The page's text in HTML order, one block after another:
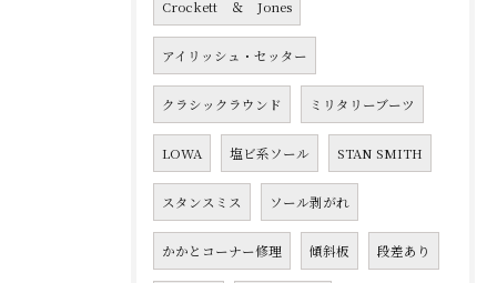
Crockett ＆ Jones
アイリッシュ・セッター
クラシックラウンド ミリタリーブーツ
LOWA 塩ビ系ソール STAN SMITH
スタンスミス ソール剥がれ
かかとコーナー修理 傾斜板 段差あり